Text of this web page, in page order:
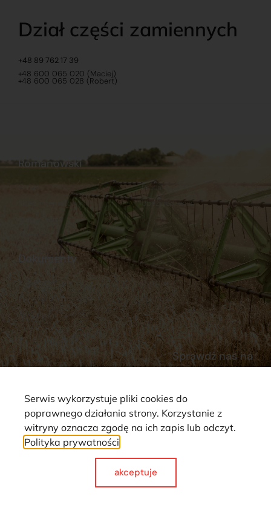
Dział części zamiennych
+48 89 762 17 39
+48 600 065 020 (Maciej)
+48 600 065 028 (Robert)
Dokumenty
Regulamin
Polityka prywatności
Reklamacje i zwroty
Dostawy
Płatności
Romanowski
Sklep internetowy
Praca
Ubezpieczenia
Sprawdź nas na
Strona wykorzystuje pliki cookie. Wszystkie prawa zastrzeżone ©
Serwis wykorzystuje pliki cookies do
poprawnego działania strony. Korzystanie z
witryny oznacza zgodę na ich zapis lub odczyt.
Polityka prywatności
akceptuje